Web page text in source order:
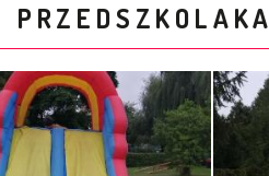
PRZEDSZKOLAKA